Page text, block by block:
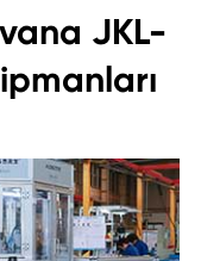
JKL-